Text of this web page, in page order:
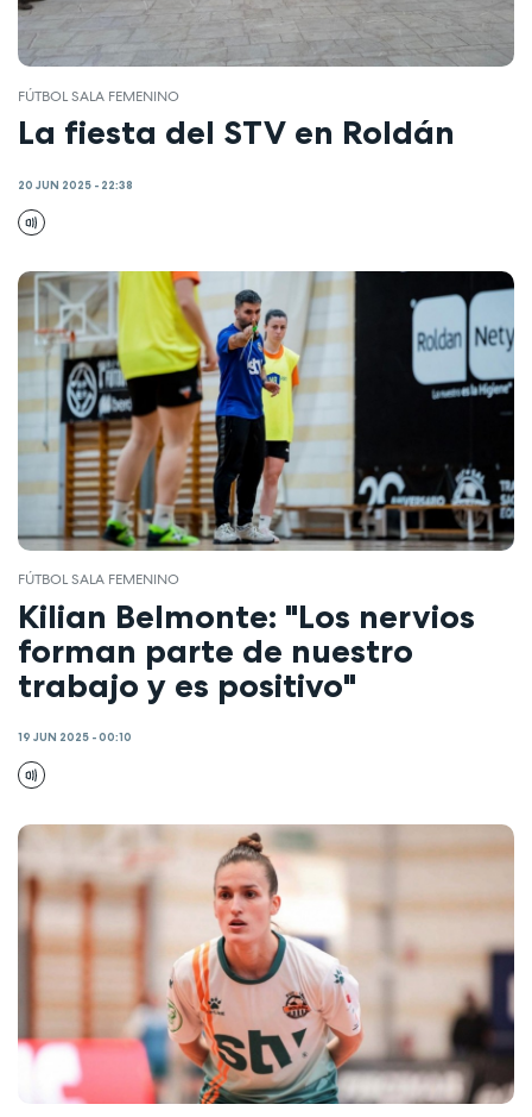
FÚTBOL SALA FEMENINO
La fiesta del STV en Roldán
20 JUN 2025 - 22:38
FÚTBOL SALA FEMENINO
Kilian Belmonte: "Los nervios
forman parte de nuestro
trabajo y es positivo"
19 JUN 2025 - 00:10